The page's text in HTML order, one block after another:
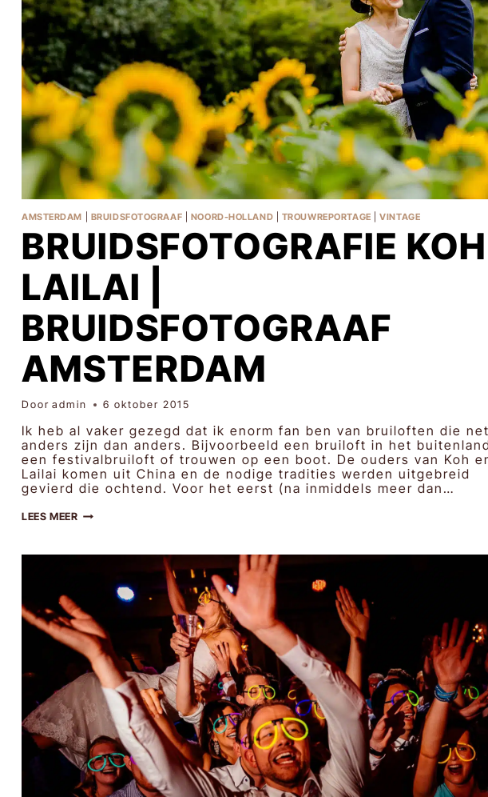
AMSTERDAM BRUIDSFOTOGRAAF NOORD-HOLLAND TROUWREPORTAGE |VINTAGE
BRUIDSFOTOGRAFIE
LAILAI |
BRUIDSFOTOGRAAF
AMSTERDAM
Door admin 6 oktober 2015
Ik heb al vaker gezegd dat ik enorm fan ben van bruiloften die
anders zijn dan anders. Bijvoorbeeld een bruiloft in het
een festivalbruiloft of trouwen op een boot. De ouders van Koh
Lailai komen uit China en de nodige tradities werden uitgebreid
gevierd die ochtend. Voor het eerst (na inmiddels meer dan…
LEES MEERBRUIDSFOTOGRAFIE
KOH
|
BRUIDSFOTOGRAAF